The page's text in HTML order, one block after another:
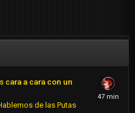
cara a cara con un
de las Putas